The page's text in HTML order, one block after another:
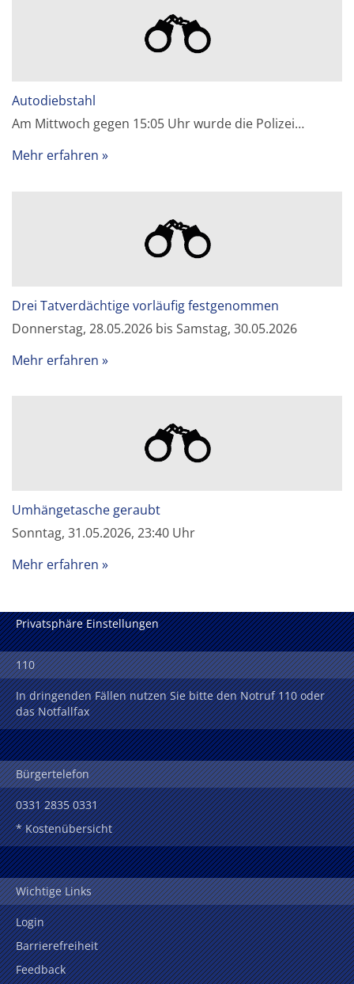
Autodiebstahl
Am Mittwoch gegen 15:05 Uhr wurde die Polizei…
Mehr erfahren
Drei Tatverdächtige vorläufig festgenommen
Donnerstag, 28.05.2026 bis Samstag, 30.05.2026
Mehr erfahren
Umhängetasche geraubt
Sonntag, 31.05.2026, 23:40 Uhr
Mehr erfahren
Privatsphäre Einstellungen
110
In dringenden Fällen nutzen Sie bitte den Notruf 110 oder
das Notfallfax
Bürgertelefon
0331 2835 0331
* Kostenübersicht
Wichtige Links
Login
Barrierefreiheit
Feedback